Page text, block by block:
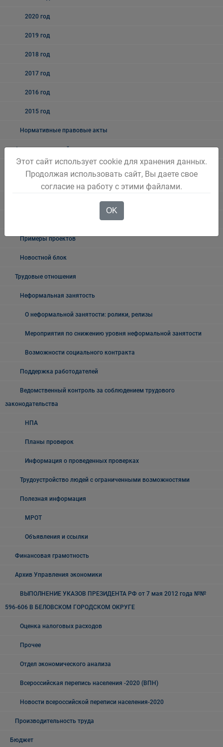
2020 год
2019 год
2018 год
2017 год
2016 год
2015 год
Нормативные правовые акты
Антимонопольный комплаенс
Методические рекомендации
Примеры проектов
Новостной блок
Трудовые отношения
Неформальная занятость
О неформальной занятости: ролики, релизы
Мероприятия по снижению уровня неформальной занятости
Возможности социального контракта
Поддержка работодателей
Ведомственный контроль за соблюдением трудового
законодательства
НПА
Планы проверок
Информация о проведенных проверках
Трудоустройство людей с ограниченными возможностями
Полезная информация
МРОТ
Объявления и ссылки
Финансовая грамотность
Архив Управления экономики
ВЫПОЛНЕНИЕ УКАЗОВ ПРЕЗИДЕНТА РФ от 7 мая 2012 года №№
596-606 В БЕЛОВСКОМ ГОРОДСКОМ ОКРУГЕ
Оценка налоговых расходов
Прочее
Отдел экономического анализа
Всероссийская перепись населения -2020 (ВПН)
Новости всероссийской переписи населения-2020
Производительность труда
Бюджет
Этот сайт использует cookie для хранения данных.
Продолжая использовать сайт, Вы даете свое
согласие на работу с этими файлами.
OK